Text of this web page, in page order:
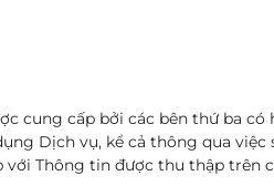
cung cấp bởi các bên thứ ba có
Dịch vụ, kể cả thông qua
Thông tin được thu thập trên